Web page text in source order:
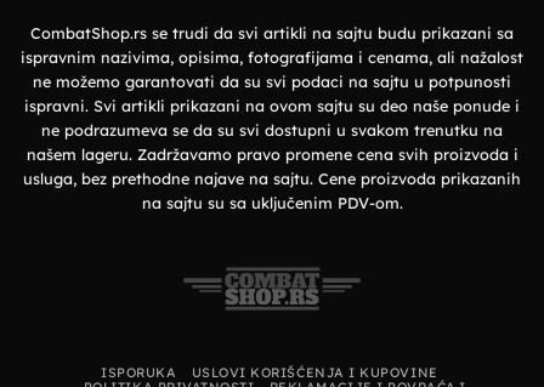
vrhunska
udobnost
CombatShop.rs se trudi da svi artikli na sajtu budu prikazani sa
ispravnim nazivima, opisima, fotografijama i cenama, ali nažalost
ne možemo garantovati da su svi podaci na sajtu u potpunosti
ispravni. Svi artikli prikazani na ovom sajtu su deo naše ponude i
ne podrazumeva se da su svi dostupni u svakom trenutku na
našem lageru. Zadržavamo pravo promene cena svih proizvoda i
usluga, bez prethodne najave na sajtu. Cene proizvoda prikazanih
na sajtu su sa uključenim PDV-om.
ISPORUKA
USLOVI KORIŠĆENJA I KUPOVINE